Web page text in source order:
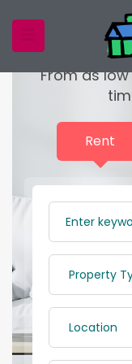
Enjoy
From as
Rent